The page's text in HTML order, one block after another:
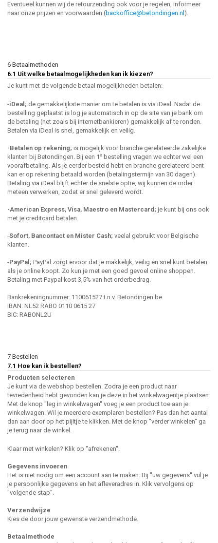
Eventueel kunnen wij de retourzending ook voor je regelen, informeer
naar onze prijzen en voorwaarden (backoffice@betondingen.nl ).
6 Betaalmethoden
6.1 Uit welke betaalmogelijkheden kan ik kiezen?
Je kunt met de volgende betaal mogelijkheden betalen:
-iDeal; de gemakkelijkste manier om te betalen is via iDeal. Nadat de
bestelling geplaatst is log je automatisch in op de site van je bank om
de betaling (net zoals bij internetbankieren) gemakkelijk af te ronden.
Betalen via iDeal is snel, gemakkelijk en veilig.
-Betalen op rekening; is mogelijk voor branche gerelateerde zakelijke
klanten bij Betondingen. Bij een 1e bestelling vragen we echter wel een
voorafbetaling. Als je eerder besteld hebt en branche gerelateerd bent
kan er op rekening betaald worden (betalingstermijn van 30 dagen).
Betaling via iDeal blijft echter de snelste optie, wij kunnen de order
meteen verwerken, zodat er snel geleverd wordt.
-American Express, Visa, Maestro en Mastercard; je kunt bij ons ook
met je creditcard betalen.
-Sofort, Bancontact en Mister Cash; veelal gebruikt voor Belgische
klanten.
-PayPal; PayPal zorgt ervoor dat je makkelijk, veilig en snel kunt betalen
als je online koopt. Zo kun je met een goed gevoel online shoppen.
Betaling met Paypal kost 3,5% van het orderbedrag.
Bankrekeningnummer: 110061527 t.n.v. Betondingen.be.
IBAN: NL52 RABO 0110 0615 27
BIC: RABONL2U
7 Bestellen
7.1 Hoe kan ik bestellen?
Producten selecteren
Je kunt via de webshop bestellen. Zodra je een product naar
tevredenheid hebt gevonden kan je deze in het winkelwagentje plaatsen.
Met de knop ''leg in winkelwagen'' voeg je een product toe aan je
winkelwagen. Wil je meerdere exemplaren bestellen? Pas dan het aantal
dan aan door op het pijltje te klikken. Met de knop ''verder winkelen'' ga
je terug naar de winkel.
Klaar met winkelen? Klik op ''afrekenen''.
Gegevens invoeren
Het is niet nodig om een account aan te maken. Bij ''uw gegevens'' vul je
je persoonlijke gegevens en het afleveradres in. Klik vervolgens op
''volgende stap''.
Verzendwijze
Kies de door jouw gewenste verzendmethode.
Betaalmethode